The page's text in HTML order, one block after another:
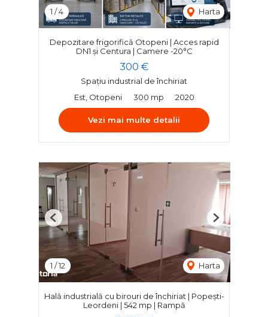
1 /4 Harta
Depozitare frigorifică Otopeni | Acces rapid
DN1 și Centura | Camere -20°C
300 €
Spațiu industrial de închiriat
Est, Otopeni
300 mp 2020
Vezi mai multe detalii
1 /12 Harta
Previous Next
Hală industrială cu birouri de închiriat | Popești-
Leordeni | 542 mp | Rampă